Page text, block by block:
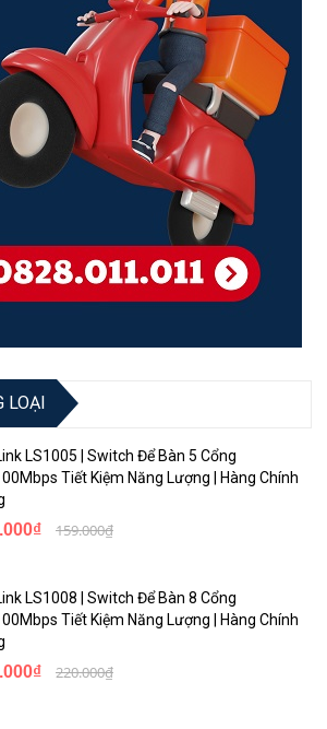
29,76 Mpps
8K
4 Mbit
• Bộ điều khiển dựa trên đám
mây Omada
• Bộ điều khiển phần cứng
• Bộ điều khiển phần mềm
• Dây nguồn
• Giá đỡ
• Vít
5 năm
LOẠI
LS1005 | Switch Để Bàn 5 Cổng
Tiết Kiệm Năng Lượng | Hàng Chính
159.000₫
LS1008 | Switch Để Bàn 8 Cổng
Tiết Kiệm Năng Lượng | Hàng Chính
220.000₫